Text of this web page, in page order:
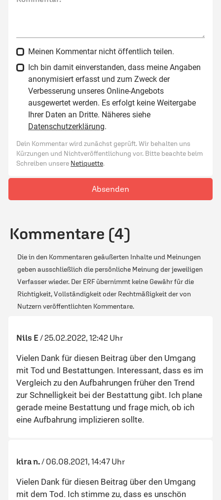
Meinen Kommentar nicht öffentlich teilen.
Ich bin damit einverstanden, dass meine Angaben
anonymisiert erfasst und zum Zweck der
Verbesserung unseres Online-Angebots
ausgewertet werden. Es erfolgt keine Weitergabe
Ihrer Daten an Dritte. Näheres siehe
Datenschutzerklärung.
Dein Kommentar wird zunächst geprüft. Wir behalten uns
Kürzungen und Nichtveröffentlichung vor. Bitte beachte beim
Schreiben unsere Netiquette.
Absenden
Kommentare (4)
Die in den Kommentaren geäußerten Inhalte und Meinungen
geben ausschließlich die persönliche Meinung der jeweiligen
Verfasser wieder. Der ERF übernimmt keine Gewähr für die
Richtigkeit, Vollständigkeit oder Rechtmäßigkeit der von
Nutzern veröffentlichten Kommentare.
Nils E / 25.02.2022, 12:42 Uhr
Vielen Dank für diesen Beitrag über den Umgang
mit Tod und Bestattungen. Interessant, dass es im
Vergleich zu den Aufbahrungen früher den Trend
zur Schnelligkeit bei der Bestattung gibt. Ich plane
gerade meine Bestattung und frage mich, ob ich
eine Aufbahrung implizieren sollte.
kira n./ 06.08.2021, 14:47 Uhr
Vielen Dank für diesen Beitrag über den Umgang
mit dem Tod. Ich stimme zu, dass es unschön